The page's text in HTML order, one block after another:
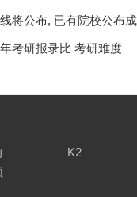
将公布, 已有院校公布
考研报录比 考研难度
K2